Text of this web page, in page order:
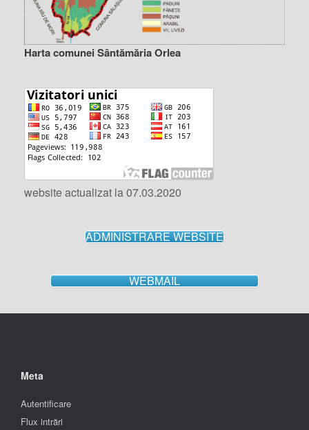
Harta comunei Sântămăria Orlea
website actualizat la 07.03.2020
ADMINISTRARE WEBSITE
WEBMAIL
Meta
Autentificare
Flux intrări